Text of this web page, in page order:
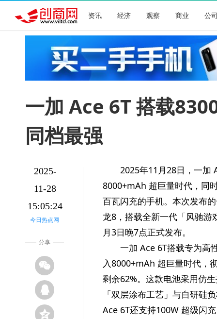
资讯 经济 观察 商业 公
一加 Ace 6T 搭载
同档最强
2025-
11-28
15:05:24
今日热点网
分享
2025年11月28日，一加
8000+mAh 超巨量时代，同
百瓦闪充的手机。本次发布
龙8，搭载全新一代「风驰
月3日晚7点正式发布。
一加 Ace 6T搭载专为高
入8000+mAh 超巨量时代，
剩余62%。这款电池采用仿
「双层涂布工艺」与自研硅
Ace 6T还支持100W 超级闪